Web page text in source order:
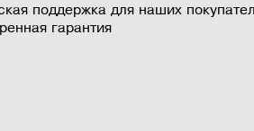
поддержка для наших
гарантия